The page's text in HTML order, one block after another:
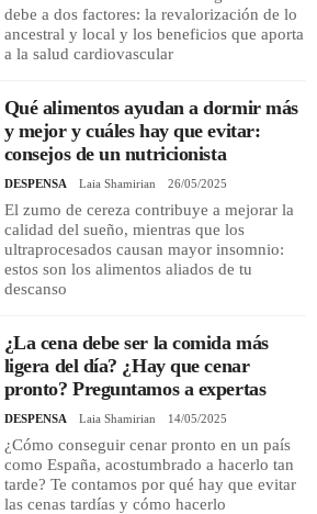
debe a dos factores: la revalorización de lo
ancestral y local y los beneficios que aporta
a la salud cardiovascular
Qué alimentos ayudan a dormir más
y mejor y cuáles hay que evitar:
consejos de un nutricionista
DESPENSA Laia Shamirian 26/05/2025
El zumo de cereza contribuye a mejorar la
calidad del sueño, mientras que los
ultraprocesados causan mayor insomnio:
estos son los alimentos aliados de tu
descanso
¿La cena debe ser la comida más
ligera del día? ¿Hay que cenar
pronto? Preguntamos a expertas
DESPENSA Laia Shamirian 14/05/2025
¿Cómo conseguir cenar pronto en un país
como España, acostumbrado a hacerlo tan
tarde? Te contamos por qué hay que evitar
las cenas tardías y cómo hacerlo